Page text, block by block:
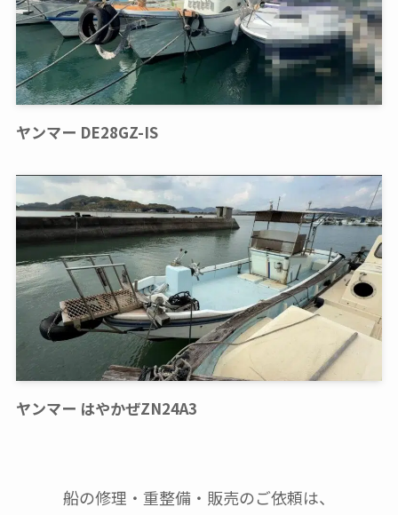
ヤンマー DE28GZ-IS
ヤンマー はやかぜZN24A3
船の修理・重整備・販売のご依頼は、